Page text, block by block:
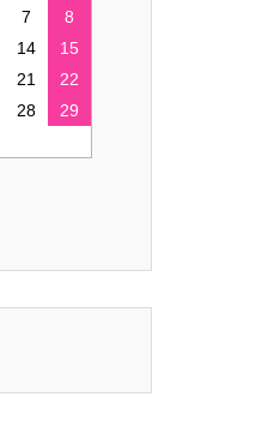
7
8
14
15
21
22
28
29